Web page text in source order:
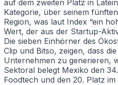
auf dem zweiten Platz in
Kategorie, über seinem
Region, was laut Index “ein
Wert, der aus der Startup-
Die sieben Einhörner des
Clip und Bitso, zeigen, dass
Unternehmen zu generieren,
Sektoral belegt Mexiko den
Foodtech und den 20. Platz im